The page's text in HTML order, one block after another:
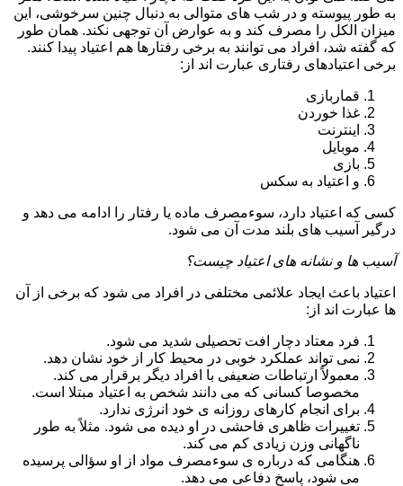
به طور پیوسته و در شب های متوالی به دنبال چنین سرخوشی، این
میزان الکل را مصرف کند و به عوارض آن توجهی نکند. همان طور
که گفته شد، افراد می توانند به برخی رفتارها هم اعتیاد پیدا کنند.
برخی اعتیادهای رفتاری عبارت اند از:
قماربازی
غذا خوردن
اینترنت
موبایل
بازی
و اعتیاد به سکس
کسی که اعتیاد دارد، سوءمصرف ماده یا رفتار را ادامه می دهد و
درگیر آسیب های بلند مدت آن می شود.
آسیب ها و نشانه های اعتیاد چیست؟
اعتیاد باعث ایجاد علائمی مختلفی در افراد می شود که برخی از آن
ها عبارت اند از:
فرد معتاد دچار افت تحصیلی شدید می شود.
نمی تواند عملکرد خوبی در محیط کار از خود نشان دهد.
معمولاً ارتباطات ضعیفی با افراد دیگر برقرار می کند.
مخصوصا کسانی که می دانند شخص به اعتیاد مبتلا است.
برای انجام کارهای روزانه ی خود انرژی ندارد.
تغییرات ظاهری فاحشی در او دیده می شود. مثلاً به طور
ناگهانی وزن زیادی کم می کند.
هنگامی که درباره ی سوءمصرف مواد از او سؤالی پرسیده
می شود، پاسخ دفاعی می دهد.